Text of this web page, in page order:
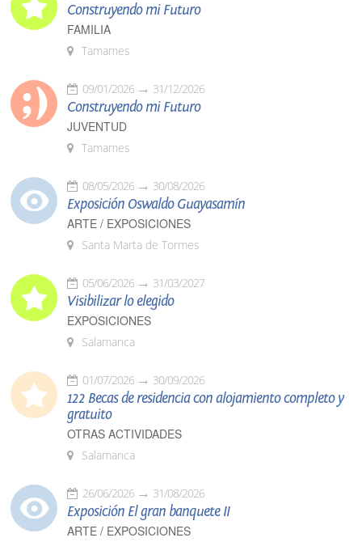
Construyendo mi Futuro
FAMILIA
Tamames
09/01/2026 31/12/2026
Construyendo mi Futuro
JUVENTUD
Tamames
08/05/2026 30/08/2026
Exposición Oswaldo Guayasamín
ARTE / EXPOSICIONES
Santa Marta de Tormes
05/06/2026 31/03/2027
Visibilizar lo elegido
EXPOSICIONES
Salamanca
01/07/2026 30/09/2026
122 Becas de residencia con alojamiento completo y
gratuito
OTRAS ACTIVIDADES
Salamanca
26/06/2026 31/08/2026
Exposición El gran banquete II
ARTE / EXPOSICIONES